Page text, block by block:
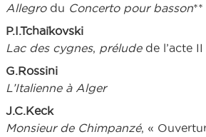
Allegrodu Concerto pour basson**
P.I.Tchaïkovski
Lac des cygnes, préludede l’acte II
G.Rossini
L’Italienne à Alger
J.C.Keck
Monsieur de Chimpanzé, «